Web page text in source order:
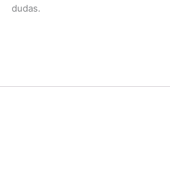
dudas.